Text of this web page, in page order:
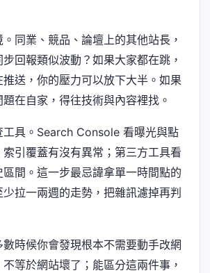
同業、競品、論壇上的其他站長，
回報類似波動？如果大家都在跳，
送，你的壓力可以放下大半。如果
在自家，得往技術與內容裡找。
工具。Search Console 看曝光與點
引覆蓋有沒有異常；第三方工具看
間。這一步最忌諱拿單一時間點的
拉一兩週的走勢，把雜訊濾掉再判
時候你會發現根本不需要動手改網
等於網站壞了；能區分這兩件事，